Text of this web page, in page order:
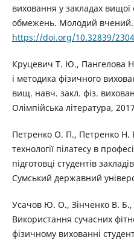
виховання у закладах
обмежень. Молодий
https://doi.org/10.32839/
Круцевич Т. Ю., Пангелова
і методика фізичного
вищ. навч. закл. фіз.
Олімпійська література,
Петренко О. П., Петренко Н.
технології пілатесу в
підготовці студентів
Сумський державний
Усачов Ю. О., Зінченко В.
Використання сучасних
фізичному вихованні